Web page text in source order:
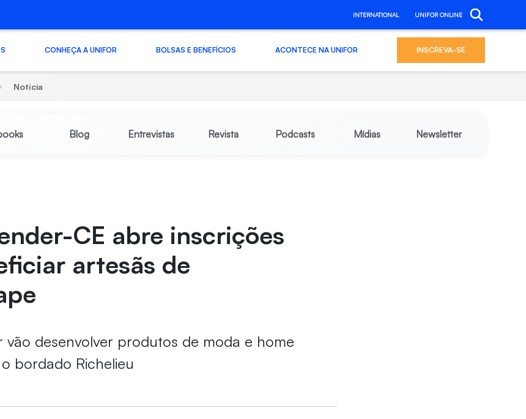
INTERNATIONAL UNIFOR ONLINE
CONHEÇA A UNIFOR BOLSAS E BENEFÍCIOS ACONTECE NA UNIFOR INSCREVA-SE
Notícia
Blog Entrevistas Revista Podcasts Mídias Newsletter
CE abre inscrições
artesãs de
vão desenvolver produtos de moda e home
bordado Richelieu